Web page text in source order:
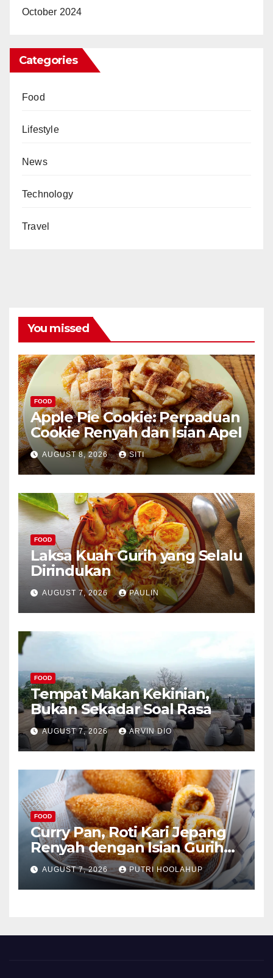
October 2024
Categories
Food
Lifestyle
News
Technology
Travel
You missed
FOOD
Apple Pie Cookie: Perpaduan
Cookie Renyah dan Isian Apel
AUGUST 8, 2026 SITI
FOOD
Laksa Kuah Gurih yang Selalu
Dirindukan
AUGUST 7, 2026 PAULIN
FOOD
Tempat Makan Kekinian,
Bukan Sekadar Soal Rasa
AUGUST 7, 2026 ARVIN DIO
FOOD
Curry Pan, Roti Kari Jepang
Renyah dengan Isian Gurih
Menggoda
AUGUST 7, 2026 PUTRI HOOLAHUP